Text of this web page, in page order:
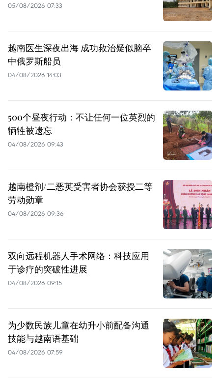
05/08/2026 07:33
越南医生深夜出海 成功救治疑似脑卒
中俄罗斯船员
04/08/2026 14:03
500个昼夜行动：不让任何一位英烈的
牺牲被遗忘
04/08/2026 09:43
越南橙剂/二恶英受害者协会获授二等
劳动勋章
04/08/2026 09:36
双向远程机器人手术网络：科技应用
于诊疗的突破性进展
04/08/2026 09:15
为少数民族儿童在幼升小前配备沟通
技能与越南语基础
04/08/2026 07:59